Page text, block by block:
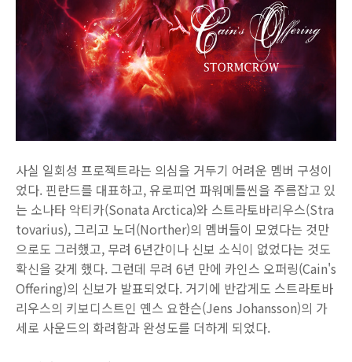
사실 일회성 프로젝트라는 의심을 거두기 어려운 멤버 구성이
었다. 핀란드를 대표하고, 유로피언 파워메틀씬을 주름잡고 있
는 소나타 악티카(Sonata Arctica)와 스트라토바리우스(Stra
tovarius), 그리고 노더(Norther)의 멤버들이 모였다는 것만
으로도 그러했고, 무려 6년간이나 신보 소식이 없었다는 것도
확신을 갖게 했다. 그런데 무려 6년 만에 카인스 오퍼링(Cain's
Offering)의 신보가 발표되었다. 거기에 반갑게도 스트라토바
리우스의 키보디스트인 옌스 요한슨(Jens Johansson)의 가
세로 사운드의 화려함과 완성도를 더하게 되었다.